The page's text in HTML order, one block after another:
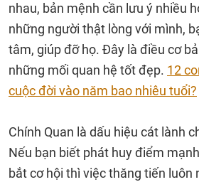
nhau, bản mệnh cần lưu ý nhiều
những người thật lòng với mình,
tâm, giúp đỡ họ. Đây là điều cơ
những mối quan hệ tốt đẹp. 12
cuộc đời vào năm bao nhiêu tuổi?
Chính Quan là dấu hiệu cát lành
Nếu bạn biết phát huy điểm
bắt cơ hội thì việc thăng tiến